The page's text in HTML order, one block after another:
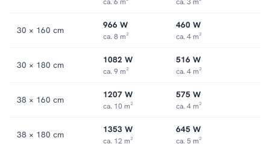
ca. 6 m² ca. 3 m²
30 × 160 cm 966 W
ca. 8 m²
460 W
ca. 4 m²
30 × 180 cm 1082 W
ca. 9 m²
516 W
ca. 4 m²
38 × 160 cm 1207 W
ca. 10 m²
575 W
ca. 4 m²
38 × 180 cm 1353 W
ca. 12 m²
645 W
ca. 5 m²